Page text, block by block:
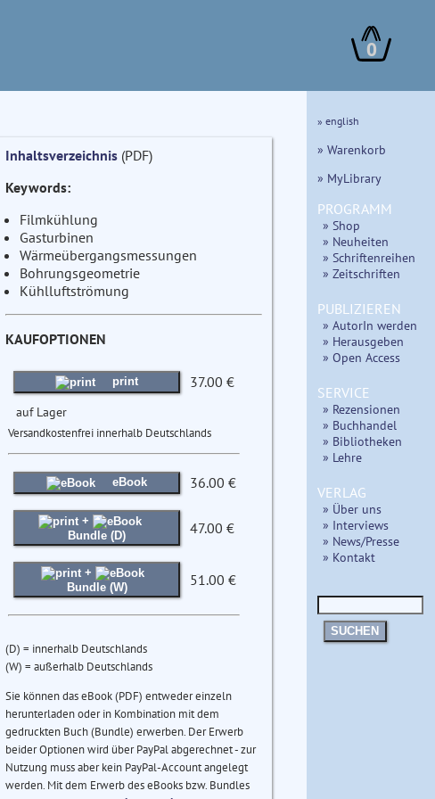
0
Inhaltsverzeichnis(PDF)
Keywords:
Filmkühlung
Gasturbinen
Wärmeübergangsmessungen
Bohrungsgeometrie
Kühlluftströmung
KAUFOPTIONEN
print 37.00 €
auf Lager
Versandkostenfrei innerhalb Deutschlands
eBook 36.00 €
+
Bundle (D)
47.00 €
+
Bundle (W)
51.00 €
(D) = innerhalb Deutschlands
(W) = außerhalb Deutschlands
Sie können das eBook (PDF) entweder einzeln
herunterladen oder in Kombination mit dem
gedruckten Buch (Bundle) erwerben. Der Erwerb
beider Optionen wird über PayPal abgerechnet - zur
Nutzung muss aber kein PayPal-Account angelegt
werden. Mit dem Erwerb des eBooks bzw. Bundles
» english
» Warenkorb
» MyLibrary
PROGRAMM
» Shop
» Neuheiten
» Schriftenreihen
» Zeitschriften
PUBLIZIEREN
» AutorIn werden
» Herausgeben
» Open Access
SERVICE
» Rezensionen
» Buchhandel
» Bibliotheken
» Lehre
VERLAG
» Über uns
» Interviews
» News/Presse
» Kontakt
SUCHEN